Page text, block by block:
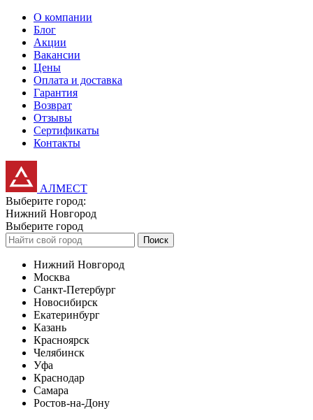
О компании
Блог
Акции
Вакансии
Цены
Оплата и доставка
Гарантия
Возврат
Отзывы
Сертификаты
Контакты
АЛМЕСТ
Выберите город:
Нижний Новгород
Выберите город
Поиск
Нижний Новгород
Москва
Санкт-Петербург
Новосибирск
Екатеринбург
Казань
Красноярск
Челябинск
Уфа
Краснодар
Самара
Ростов-на-Дону